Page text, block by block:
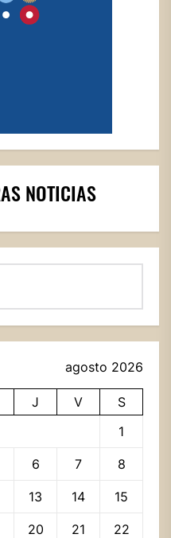
NOTICIAS
agosto 2026
J V
S
1
6 7 8
13 14 15
20 21 22